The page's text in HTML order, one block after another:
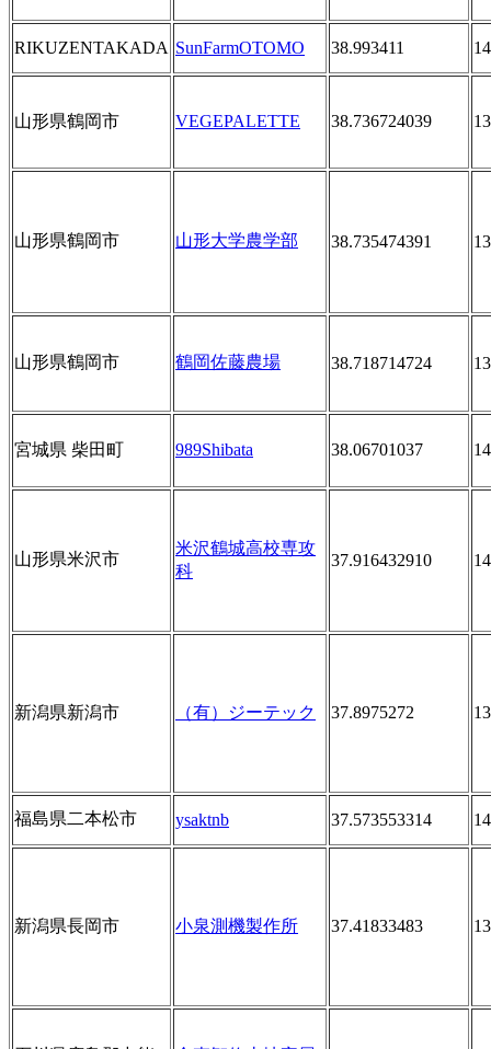
RIKUZENTAKADA SunFarmOTOMO 38.993411
山形県鶴岡市 VEGEPALETTE 38.736724039
山形県鶴岡市 山形大学農学部 38.735474391
山形県鶴岡市 鶴岡佐藤農場 38.718714724
宮城県 柴田町 989Shibata 38.06701037
山形県米沢市
米沢鶴城高校専攻
科
37.916432910
新潟県新潟市 （有）ジーテック 37.8975272
福島県二本松市 ysaktnb 37.573553314
新潟県長岡市 小泉測機製作所 37.41833483